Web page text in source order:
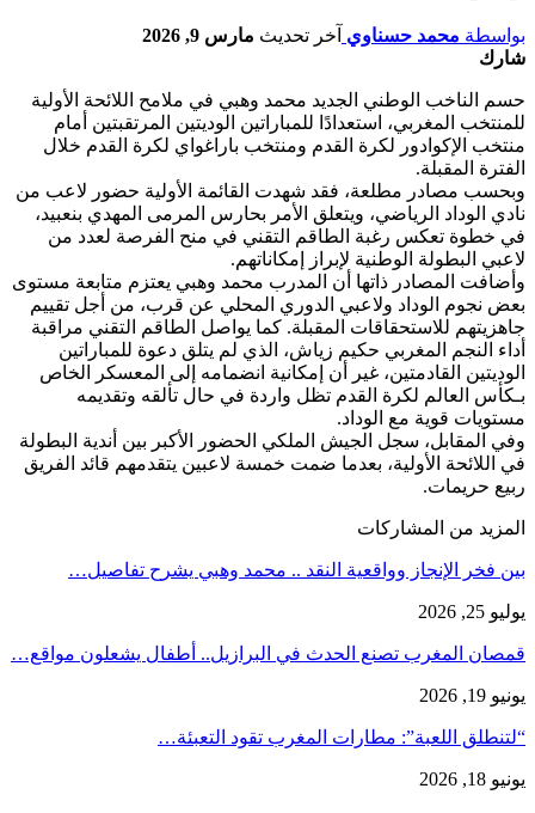
بواسطة محمد حسناوي آخر تحديث مارس 9, 2026
شارك
حسم الناخب الوطني الجديد محمد وهبي في ملامح اللائحة الأولية
للمنتخب المغربي، استعدادًا للمباراتين الوديتين المرتقبتين أمام
منتخب الإكوادور لكرة القدم ومنتخب باراغواي لكرة القدم خلال
الفترة المقبلة.
وبحسب مصادر مطلعة، فقد شهدت القائمة الأولية حضور لاعب من
نادي الوداد الرياضي، ويتعلق الأمر بحارس المرمى المهدي بنعبيد،
في خطوة تعكس رغبة الطاقم التقني في منح الفرصة لعدد من
لاعبي البطولة الوطنية لإبراز إمكاناتهم.
وأضافت المصادر ذاتها أن المدرب محمد وهبي يعتزم متابعة مستوى
بعض نجوم الوداد ولاعبي الدوري المحلي عن قرب، من أجل تقييم
جاهزيتهم للاستحقاقات المقبلة. كما يواصل الطاقم التقني مراقبة
أداء النجم المغربي حكيم زياش، الذي لم يتلق دعوة للمباراتين
الوديتين القادمتين، غير أن إمكانية انضمامه إلى المعسكر الخاص
بـكأس العالم لكرة القدم تظل واردة في حال تألقه وتقديمه
مستويات قوية مع الوداد.
وفي المقابل، سجل الجيش الملكي الحضور الأكبر بين أندية البطولة
في اللائحة الأولية، بعدما ضمت خمسة لاعبين يتقدمهم قائد الفريق
ربيع حريمات.
المزيد من المشاركات
بين فخر الإنجاز وواقعية النقد .. محمد وهبي يشرح تفاصيل…
يوليو 25, 2026
قمصان المغرب تصنع الحدث في البرازيل.. أطفال يشعلون مواقع…
يونيو 19, 2026
“لتنطلق اللعبة”: مطارات المغرب تقود التعبئة…
يونيو 18, 2026